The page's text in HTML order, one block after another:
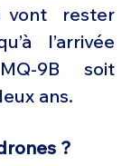
vont  rester
l’arrivée
9B soit
ans.
?